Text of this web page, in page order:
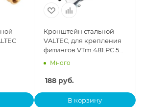
2" ВН VALTEC
Кронштейн стальной
VALTEC, для крепления
фитингов VTm.481.PC 50
ммМного
188руб.
В корзину